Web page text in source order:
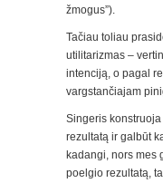
žmogus”).
Tačiau toliau
utilitarizmas –
intenciją, o pagal
vargstančiajam
Singeris
rezultatą ir galbūt
kadangi, nors mes
poelgio rezultatą,